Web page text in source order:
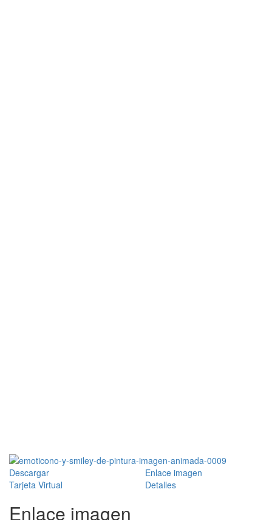
Descargar
Enlace imagen
Tarjeta Virtual
Detalles
Enlace imagen